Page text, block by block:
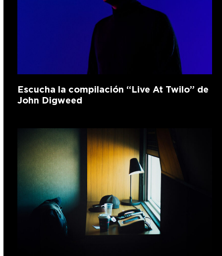
Escucha la compilación “Live At Twilo” de
John Digweed